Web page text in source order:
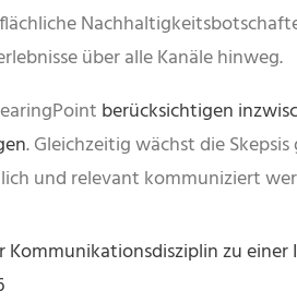
über alle Kanäle hinweg.
berücksichtigen
. Gleichzeitig wächst die
und relevant kommuniziert
zu